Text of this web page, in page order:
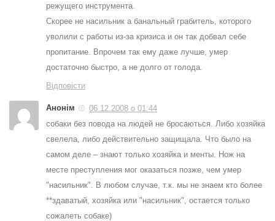
режущего инструмента.
Скорее не насильник а банальный грабитель, которого
уволили с работы из-за кризиса и он так добвал себе
пропитание. Впрочем так ему даже лучше, умер
достаточно быстро, а не долго от голода.
Відповісти
Анонім
06.12.2008 о 01:44
собаки без повода на людей не бросаються. Либо хозяйка
свелела, либо действительно защищала. Что было на
самом деле – знают только хозяйка и менты. Нож на
месте преступления мог оказаться позже, чем умер
"насильник". В любом случае, т.к. мы не знаем кто более
**здаватый, хозяйка или "насильник", остается только
сожалеть собаке)